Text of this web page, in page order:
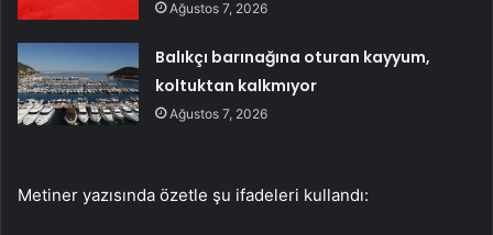
Ağustos 7, 2026
Balıkçı barınağına oturan kayyum,
koltuktan kalkmıyor
Ağustos 7, 2026
Metiner yazısında özetle şu ifadeleri kullandı: